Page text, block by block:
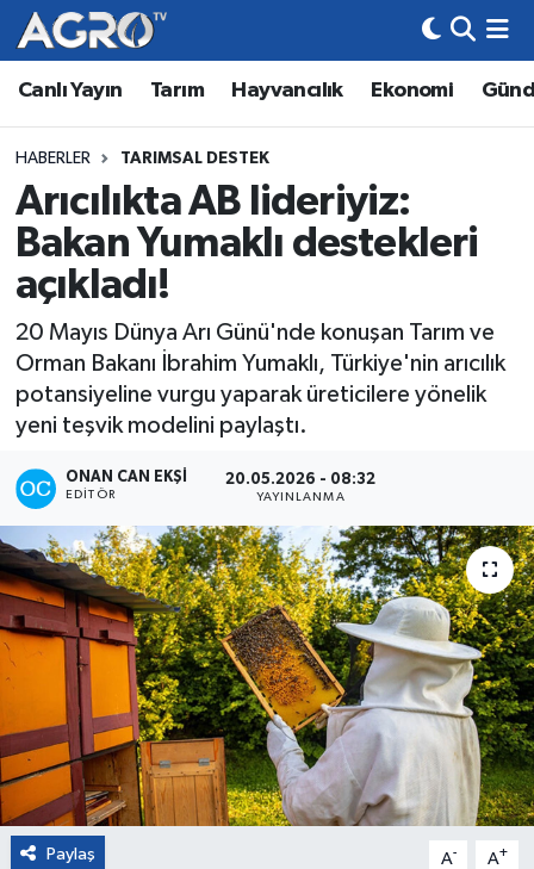
Canlı Yayın Tarım Hayvancılık Ekonomi
HABERLER TARIMSAL DESTEK
Arıcılıkta AB lideriyiz:
Bakan Yumaklı destekleri
açıkladı!
20 Mayıs Dünya Arı Günü'nde konuşan Tarım ve
Orman Bakanı İbrahim Yumaklı, Türkiye'nin arıcılık
potansiyeline vurgu yaparak üreticilere yönelik
yeni teşvik modelini paylaştı.
ONAN CAN EKŞI
EDITÖR
20.05.2026 - 08:32
YAYINLANMA
Paylaş A- A+
Hava Durumu
Trafik Durumu
Süper Lig Puan Durumu ve Fikstür
Tüm Manşetler
Son Dakika Haberleri
Haber Arşivi